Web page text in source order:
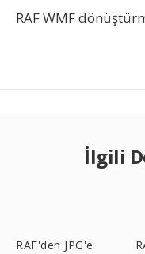
RAF WMF
İlgili
RAF'den JPG'e